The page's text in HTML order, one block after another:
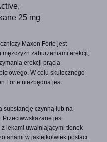
25 mg
Maxon Forte jest
mężczyzn zaburzeniami erekcji,
erekcji prącia
W celu skutecznego
Forte niezbędna jest
substancję czynną lub na
Przeciwwskazane jest
lekami uwalniającymi tlenek
w jakiejkolwiek postaci.